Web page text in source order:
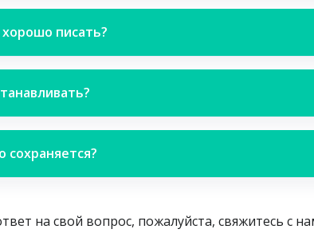
писать?
сохраняется?
на свой вопрос, пожалуйста, свяжитесь с